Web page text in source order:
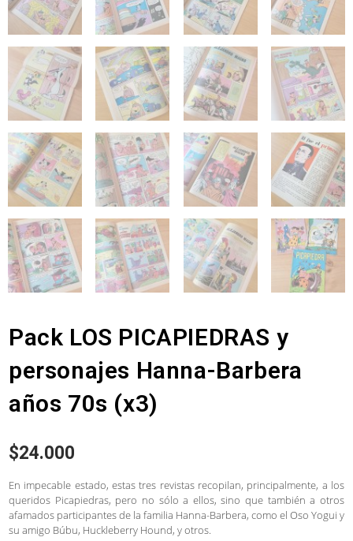
Pack LOS PICAPIEDRAS y
personajes Hanna-Barbera
años 70s (x3)
$24.000
En impecable estado, estas tres revistas recopilan, principalmente, a los
queridos Picapiedras, pero no sólo a ellos, sino que también a otros
afamados participantes de la familia Hanna-Barbera, como el Oso Yogui y
su amigo Búbu, Huckleberry Hound, y otros.